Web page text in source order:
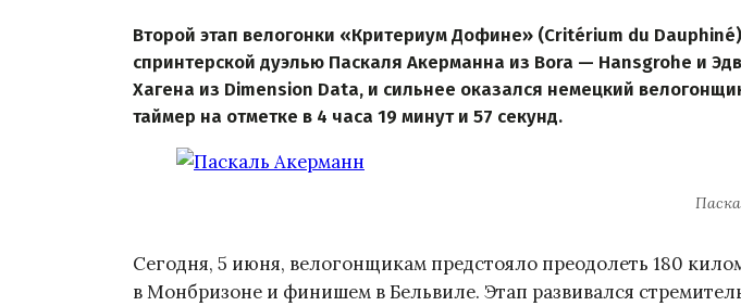
Второй этап велогонки «Критериум Дофине» (Critérium du
спринтерской дуэлью Паскаля Акерманна из Bora — Hansgrohe и
Хагена из Dimension Data, и сильнее оказался немецкий
таймер на отметке в 4 часа 19 минут и 57 секунд.
Сегодня, 5 июня, велогонщикам предстояло преодолеть 180
в Монбризоне и финишем в Бельвиле. Этап развивался